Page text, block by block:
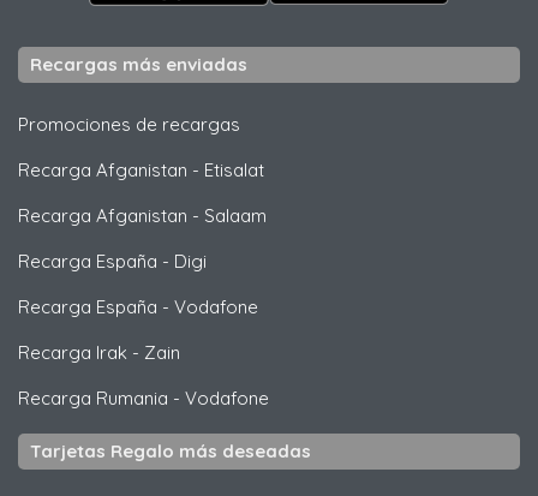
Recargas más enviadas
Promociones de recargas
Recarga Afganistan - Etisalat
Recarga Afganistan - Salaam
Recarga España - Digi
Recarga España - Vodafone
Recarga Irak - Zain
Recarga Rumania - Vodafone
Tarjetas Regalo más deseadas